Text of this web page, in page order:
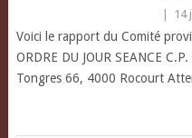
14
Voici le rapport du Comité
ORDRE DU JOUR SEANCE
Tongres 66, 4000 Rocourt